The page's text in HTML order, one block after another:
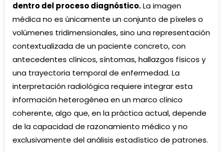
dentro del proceso diagnóstico.La imagen
médica no es únicamente un conjunto de píxeles o
volúmenes tridimensionales, sino una representación
contextualizada de un paciente concreto, con
antecedentes clínicos, síntomas, hallazgos físicos y
una trayectoria temporal de enfermedad. La
interpretación radiológica requiere integrar esta
información heterogénea en un marco clínico
coherente, algo que, en la práctica actual, depende
de la capacidad de razonamiento médico y no
exclusivamente del análisis estadístico de patrones.